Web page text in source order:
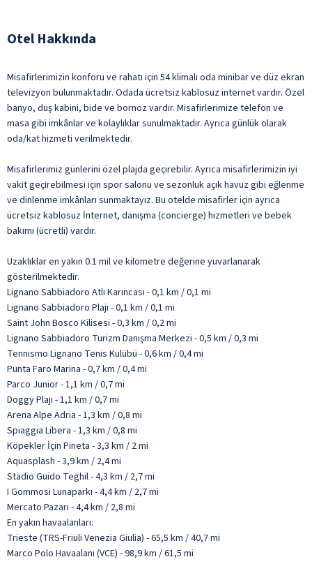
Otel Hakkında
Misafirlerimizin konforu ve rahatı için 54 klimalı oda minibar ve düz ekran
televizyon bulunmaktadır. Odada ücretsiz kablosuz internet vardır. Özel
banyo, duş kabini, bide ve bornoz vardır. Misafirlerimize telefon ve
masa gibi imkânlar ve kolaylıklar sunulmaktadır. Ayrıca günlük olarak
oda/kat hizmeti verilmektedir.
Misafirlerimiz günlerini özel plajda geçirebilir. Ayrıca misafirlerimizin iyi
vakit geçirebilmesi için spor salonu ve sezonluk açık havuz gibi eğlenme
ve dinlenme imkânları sunmaktayız. Bu otelde misafirler için ayrıca
ücretsiz kablosuz İnternet, danışma (concierge) hizmetleri ve bebek
bakımı (ücretli) vardır.
Uzaklıklar en yakın 0.1 mil ve kilometre değerine yuvarlanarak
gösterilmektedir.
Lignano Sabbiadoro Atlı Karıncası - 0,1 km / 0,1 mi
Lignano Sabbiadoro Plajı - 0,1 km / 0,1 mi
Saint John Bosco Kilisesi - 0,3 km / 0,2 mi
Lignano Sabbiadoro Turizm Danışma Merkezi - 0,5 km / 0,3 mi
Tennismo Lignano Tenis Kulübü - 0,6 km / 0,4 mi
Punta Faro Marina - 0,7 km / 0,4 mi
Parco Junior - 1,1 km / 0,7 mi
Doggy Plajı - 1,1 km / 0,7 mi
Arena Alpe Adria - 1,3 km / 0,8 mi
Spiaggia Libera - 1,3 km / 0,8 mi
Köpekler İçin Pineta - 3,3 km / 2 mi
Aquasplash - 3,9 km / 2,4 mi
Stadio Guido Teghil - 4,3 km / 2,7 mi
I Gommosi Lunaparkı - 4,4 km / 2,7 mi
Mercato Pazarı - 4,4 km / 2,8 mi
En yakın havaalanları:
Trieste (TRS-Friuli Venezia Giulia) - 65,5 km / 40,7 mi
Marco Polo Havaalanı (VCE) - 98,9 km / 61,5 mi